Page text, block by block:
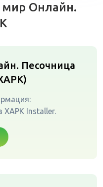
Онлайн.
Песочница
XAPK Installer.